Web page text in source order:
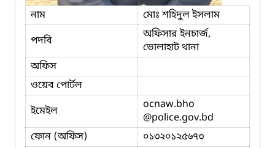
নাম
মোঃ শহিদুল ইসলাম
পদবি
অফিসার ইনচার্জ,
ভোলাহাট থানা
অফিস
ওয়েব পোর্টল
ইমেইল
ocnaw.bho
@police.gov.bd
ফোন (অফিস)
০১৩২০১২৫৬৭৩